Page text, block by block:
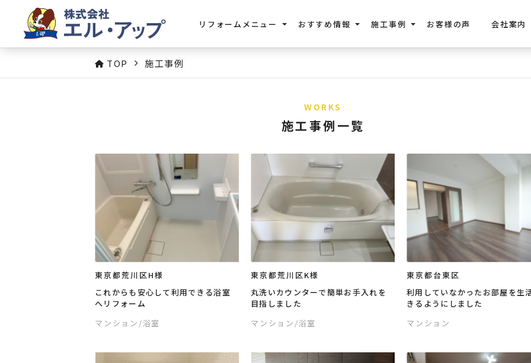
リフォームメニュー おすすめ情報 施工事例 お客様の声 会社案内
TOP 施工事例
WORKS
施工事例一覧
東京都荒川区H様
これからも安心して利用できる浴室
へリフォーム
マンション /浴室
東京都荒川区K様
丸洗いカウンターで簡単お手入れを
目指しました
マンション /浴室
東京都台東区
利用していなかったお部屋を生
きるようにしました
マンション